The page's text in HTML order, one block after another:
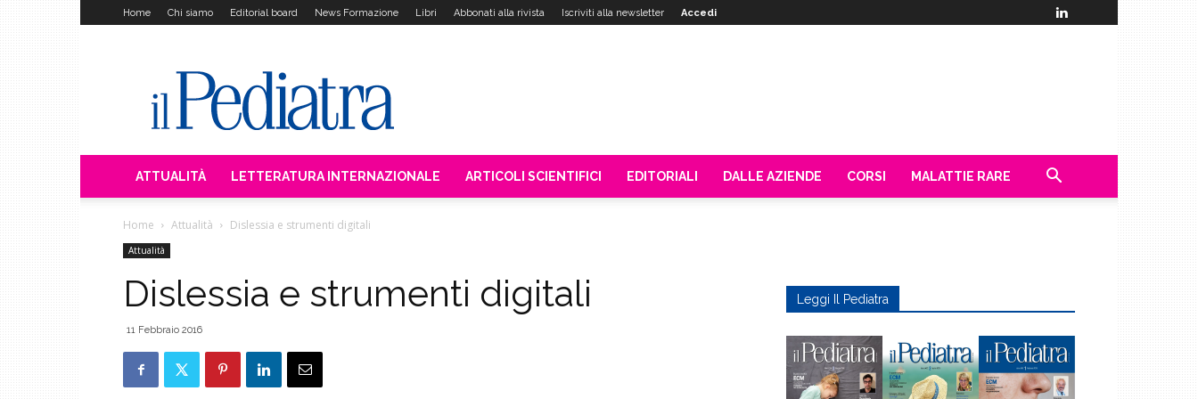
Home Chi siamo Editorial board News Formazione Libri Abbonati alla rivista Iscriviti alla newsletter Accedi
Pediatra
ATTUALITÀ LETTERATURA INTERNAZIONALE ARTICOLI SCIENTIFICI EDITORIALI DALLE AZIENDE CORSI MALATTIE RARE
Home Attualità Dislessia e strumenti digitali
Attualità
Dislessia e strumenti digitali
11 Febbraio 2016
Leggi Il Pediatra